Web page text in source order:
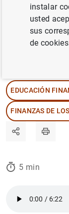
a la salud
estabilidad
conjunto.
EDUCACIÓN
FINANZAS DE
5 min
instalar
usted
sus
de